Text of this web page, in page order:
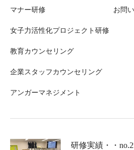
マナー研修
女子力活性化プロジェクト研修
教育カウンセリング
企業スタッフカウンセリング
アンガーマネジメント
お問
研修実績・・